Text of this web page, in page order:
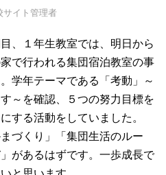
サイト管理者
、１年生教室では、明日から
で行われる集団宿泊教室の事
学年テーマである「考動」～
～を確認、５つの努力目標を
する活動をしていました。
づくり」「集団生活のルー
があるはずです。一歩成長で